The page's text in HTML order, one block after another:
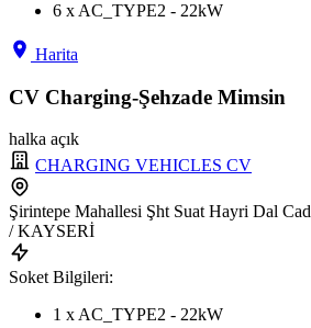
6 x AC_TYPE2 - 22kW
Harita
CV Charging-Şehzade Mimsin
halka açık
CHARGING VEHICLES CV
Şirintepe Mahallesi Şht Suat Hayri Dal
/ KAYSERİ
Soket Bilgileri:
1 x AC_TYPE2 - 22kW